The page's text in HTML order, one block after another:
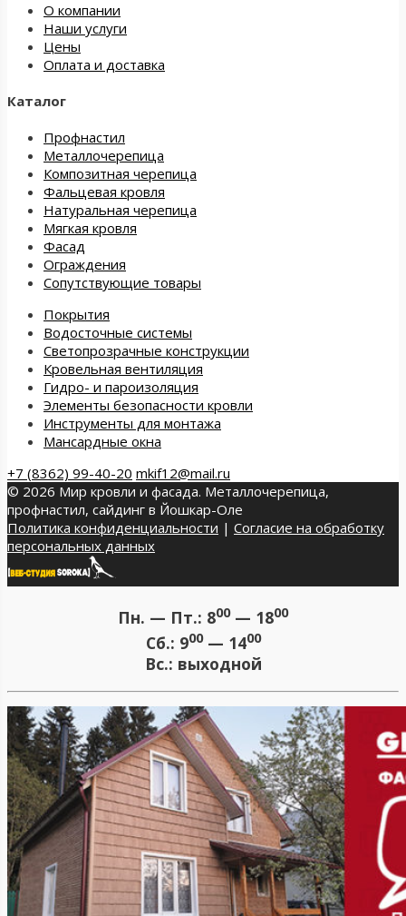
О компании
Наши услуги
Цены
Оплата и доставка
Каталог
Профнастил
Металлочерепица
Композитная черепица
Фальцевая кровля
Натуральная черепица
Мягкая кровля
Фасад
Ограждения
Сопутствующие товары
Покрытия
Водосточные системы
Светопрозрачные конструкции
Кровельная вентиляция
Гидро- и пароизоляция
Элементы безопасности кровли
Инструменты для монтажа
Мансардные окна
+7 (8362) 99-40-20 mkif12@mail.ru
© 2026 Мир кровли и фасада. Металлочерепица,
профнастил, сайдинг в Йошкар-Оле
Политика конфиденциальности | Согласие на обработку
персональных данных
Пн. — Пт.: 800— 1800
Сб.: 900— 1400
Вс.: выходной